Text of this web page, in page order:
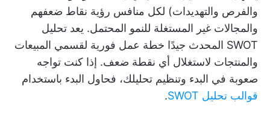
والفرص والتهديدات) لكل منافس رؤية نقاط ضعفهم
والمجالات غير المستغلة للنمو المحتمل. يعد تحليل
SWOT المحدث جيدًا خطة عمل فورية لقسمي المبيعات
والمنتجات لاستغلال أي نقطة ضعف. إذا كنت تواجه
صعوبة في البدء وتنظيم تحليلك، فحاول البدء باستخدام
قوالب تحليل SWOT
.